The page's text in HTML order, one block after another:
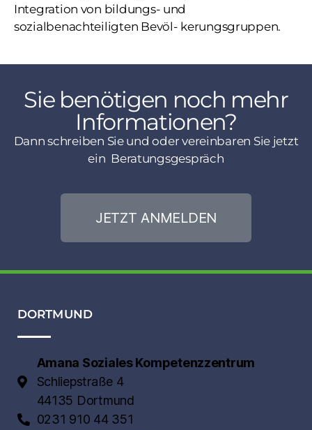
Integration von bildungs- und
sozialbenachteiligten Bevöl- kerungsgruppen.
Sie benötigen noch mehr
Informationen?
Dann schreiben Sie und oder vereinbaren Sie jetzt
ein Beratungsgespräch
JETZT ANMELDEN
DORTMUND
Amana Soziales Kompetenzzentrum
Schliepstraße 4
44135 Dortmund
0231 910 44 351